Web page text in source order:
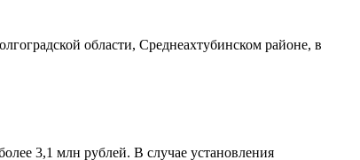
области, Среднеахтубинском районе, в
3,1 млн рублей. В случае установления